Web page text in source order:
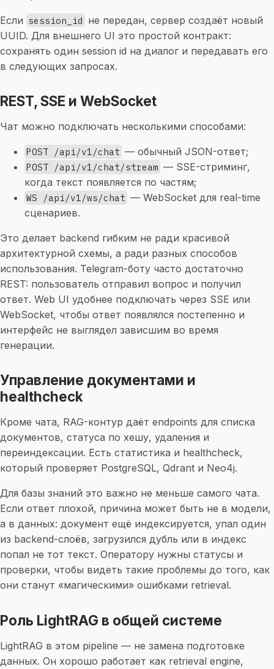
Если session_id не передан, сервер создаёт новый
UUID. Для внешнего UI это простой контракт:
сохранять один session id на диалог и передавать его
в следующих запросах.
REST, SSE и WebSocket
Чат можно подключать несколькими способами:
POST /api/v1/chat — обычный JSON-ответ;
POST /api/v1/chat/stream — SSE-стриминг,
когда текст появляется по частям;
WS /api/v1/ws/chat — WebSocket для real-time
сценариев.
Это делает backend гибким не ради красивой
архитектурной схемы, а ради разных способов
использования. Telegram-боту часто достаточно
REST: пользователь отправил вопрос и получил
ответ. Web UI удобнее подключать через SSE или
WebSocket, чтобы ответ появлялся постепенно и
интерфейс не выглядел зависшим во время
генерации.
Управление документами и
healthcheck
Кроме чата, RAG-контур даёт endpoints для списка
документов, статуса по хешу, удаления и
переиндексации. Есть статистика и healthcheck,
который проверяет PostgreSQL, Qdrant и Neo4j.
Для базы знаний это важно не меньше самого чата.
Если ответ плохой, причина может быть не в модели,
а в данных: документ ещё индексируется, упал один
из backend-слоёв, загрузился дубль или в индекс
попал не тот текст. Оператору нужны статусы и
проверки, чтобы видеть такие проблемы до того, как
они станут «магическими» ошибками retrieval.
Роль LightRAG в общей системе
LightRAG в этом pipeline — не замена подготовке
данных. Он хорошо работает как retrieval engine,